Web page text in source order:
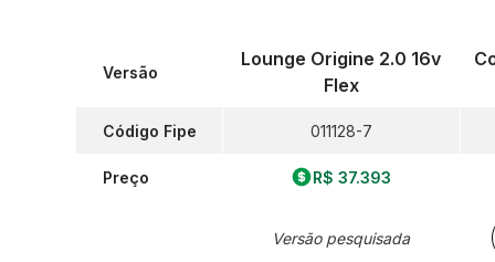
Versão
Código Fipe
Preço
Lounge Origine 2.0 16v
Flex
011128-7
R$ 37.393
Versão pesquisada